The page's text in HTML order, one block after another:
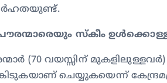
സ്‌കീം
(70 വയസ്സിന് മുകളിലുള്ളവര്‍)
ചെയ്യുകയെന്ന്